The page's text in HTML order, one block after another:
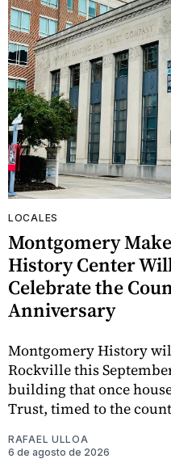
LOCALES
Montgomery
History Center
Celebrate the
Anniversary
Montgomery History
Rockville this
building that once
Trust, timed to the
RAFAEL ULLOA
6 de agosto de 2026